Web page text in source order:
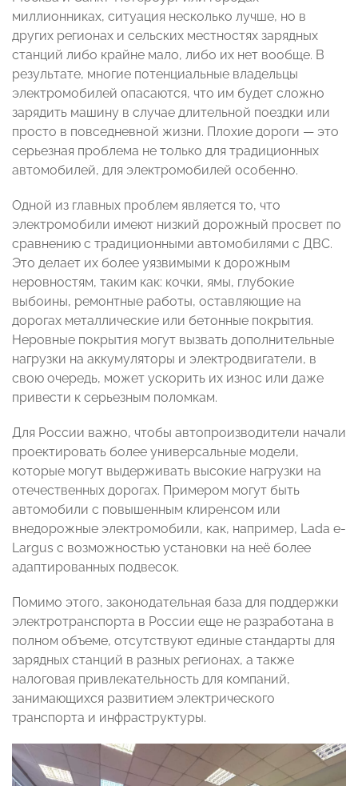
миллионниках, ситуация несколько лучше, но в
других регионах и сельских местностях зарядных
станций либо крайне мало, либо их нет вообще. В
результате, многие потенциальные владельцы
электромобилей опасаются, что им будет сложно
зарядить машину в случае длительной поездки или
просто в повседневной жизни. Плохие дороги — это
серьезная проблема не только для традиционных
автомобилей, для электромобилей особенно.
Одной из главных проблем является то, что
электромобили имеют низкий дорожный просвет по
сравнению с традиционными автомобилями с ДВС.
Это делает их более уязвимыми к дорожным
неровностям, таким как: кочки, ямы, глубокие
выбоины, ремонтные работы, оставляющие на
дорогах металлические или бетонные покрытия.
Неровные покрытия могут вызвать дополнительные
нагрузки на аккумуляторы и электродвигатели, в
свою очередь, может ускорить их износ или даже
привести к серьезным поломкам.
Для России важно, чтобы автопроизводители начали
проектировать более универсальные модели,
которые могут выдерживать высокие нагрузки на
отечественных дорогах. Примером могут быть
автомобили с повышенным клиренсом или
внедорожные электромобили, как, например, Lada e-
Largus с возможностью установки на неё более
адаптированных подвесок.
Помимо этого, законодательная база для поддержки
электротранспорта в России еще не разработана в
полном объеме, отсутствуют единые стандарты для
зарядных станций в разных регионах, а также
налоговая привлекательность для компаний,
занимающихся развитием электрического
транспорта и инфраструктуры.